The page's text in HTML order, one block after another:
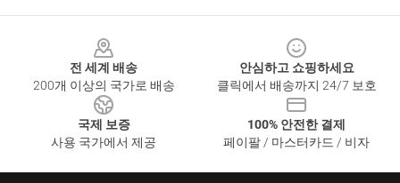
전 세계 배송
200개 이상의 국가로 배송
안심하고 쇼핑하세요
클릭에서 배송까지 24/7 보호
국제 보증
사용 국가에서 제공
100% 안전한 결제
페이팔 / 마스터카드 / 비자